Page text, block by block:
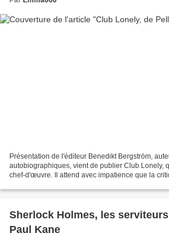
Présentation de l'éditeur Benedikt Bergström,
autobiographiques, vient de publier Club Lonely,
chef-d'œuvre. Il attend avec impatience que la
Sherlock Holmes, les
Paul Kane